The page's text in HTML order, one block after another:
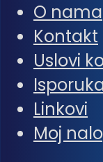
O nama
Kontakt
Uslovi
Linkovi
Moj